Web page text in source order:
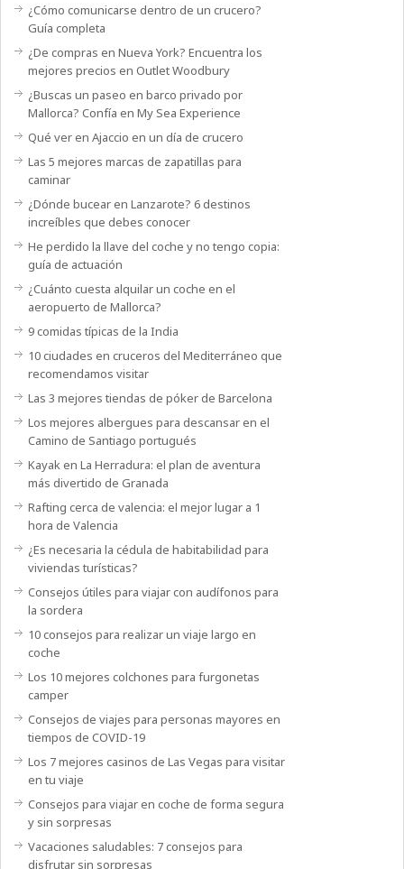
¿Cómo comunicarse dentro de un crucero?
Guía completa
¿De compras en Nueva York? Encuentra los
mejores precios en Outlet Woodbury
¿Buscas un paseo en barco privado por
Mallorca? Confía en My Sea Experience
Qué ver en Ajaccio en un día de crucero
Las 5 mejores marcas de zapatillas para
caminar
¿Dónde bucear en Lanzarote? 6 destinos
increíbles que debes conocer
He perdido la llave del coche y no tengo copia:
guía de actuación
¿Cuánto cuesta alquilar un coche en el
aeropuerto de Mallorca?
9 comidas típicas de la India
10 ciudades en cruceros del Mediterráneo que
recomendamos visitar
Las 3 mejores tiendas de póker de Barcelona
Los mejores albergues para descansar en el
Camino de Santiago portugués
Kayak en La Herradura: el plan de aventura
más divertido de Granada
Rafting cerca de valencia: el mejor lugar a 1
hora de Valencia
¿Es necesaria la cédula de habitabilidad para
viviendas turísticas?
Consejos útiles para viajar con audífonos para
la sordera
10 consejos para realizar un viaje largo en
coche
Los 10 mejores colchones para furgonetas
camper
Consejos de viajes para personas mayores en
tiempos de COVID-19
Los 7 mejores casinos de Las Vegas para visitar
en tu viaje
Consejos para viajar en coche de forma segura
y sin sorpresas
Vacaciones saludables: 7 consejos para
disfrutar sin sorpresas